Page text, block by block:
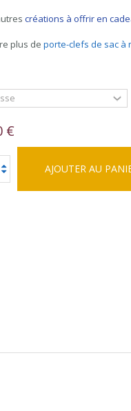
créations à offrir en
plus de porte-clefs de sac à
€
AJOUTER AU